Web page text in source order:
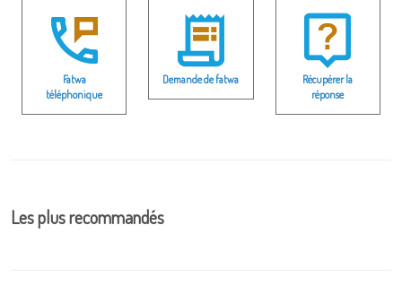
Fatwa
téléphonique
Demande de fatwa
Récupérer la
réponse
Les plus recommandés